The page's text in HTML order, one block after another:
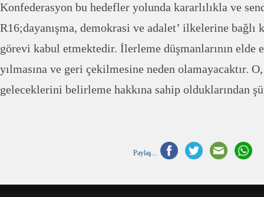
Konfederasyon bu hedefler yolunda kararlılıkla ve
R16;dayanışma, demokrasi ve adalet’ ilkelerine bağlı
görevi kabul etmektedir. İlerleme düşmanlarının elde
yılmasına ve geri çekilmesine neden olamayacaktır.
geleceklerini belirleme hakkına sahip olduklarından
Paylaş...